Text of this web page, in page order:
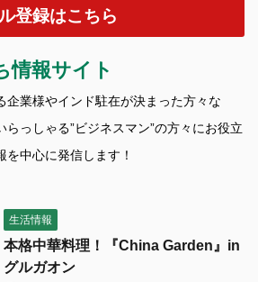
登録はこちら
情報サイト
企業様やインド駐在が決まった方々な
らっしゃる”ビジネスマン”の方々にお役立
中心に発信します！
生活情報
本格中華料理！『China Garden』in
グルガオン